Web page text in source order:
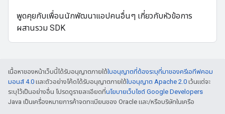
พูดคุยกับเพื่อนนักพัฒนาแอปคนอื่นๆ เกี่ยวกับหัวข้อการ
ผสานรวม SDK
เนื้อหาของหน้าเว็บนี้ได้รับอนุญาตภายใต้ใบอนุญาตที่ต้องระบุที่มาของครีเอทีฟคอม
มอนส์ 4.0 และตัวอย่างโค้ดได้รับอนุญาตภายใต้ใบอนุญาต Apache 2.0 เว้นแต่จะ
ระบุไว้เป็นอย่างอื่น โปรดดูรายละเอียดที่นโยบายเว็บไซต์ Google Developers
Java เป็นเครื่องหมายการค้าจดทะเบียนของ Oracle และ/หรือบริษัทในเครือ